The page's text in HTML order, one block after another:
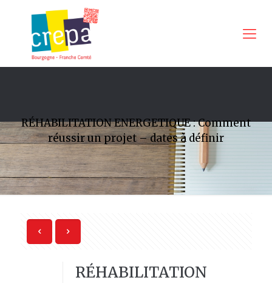
RÉHABILITATION ENERGETIQUE : Comment
réussir un projet – dates à définir
RÉHABILITATION